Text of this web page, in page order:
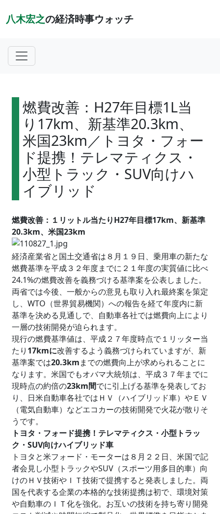
八木宏之の経済時事ウォッチ
燃費改善：H27年目標1L当
り17km、新基準20.3km、
米国23km／トヨタ・フォー
ド提携！テレマティクス・
小型トラック・SUV向けハ
イブリッド
燃費改善：１リットル当たりH27年目標17km、新基準
20.3km、米国23km
経済産業省と国土交通省は８月１９日、乗用車の新たな
燃費基準を平成３２年度までに２１年度の実質値に比べ
24.1%の燃費改善を義務づける基準案を公表しました。
両省では今後、一般からの意見も取り入れ最終案を策定
し、WTO（世界貿易機関）への報告を経て年度内に新
基準を決める見通しで、自動車各社では燃費向上により
一層の技術開発が迫られます。
現行の燃費基準値は、平成２７年度時点で１リッター当
たり 17kmに改善するよう義務づけられていますが、新
基準案では20.3kmまでの燃費向上が求められることに
なります。米国でもオバマ大統領は、平成３７年までに
現時点の約倍の23km間でに引上げる基準を発表してお
り、日米自動車各社ではＨＶ（ハイブリッド車）やＥＶ
（電気自動車）などエコカーの技術開発で火花が散りそ
うです。
トヨタ・フォード提携！テレマティクス・小型トラッ
ク・SUV向けハイブリッド車
トヨタと米フォード・モーターは８月２２日、米国で記
者会見し小型トラックやSUV（スポーツ用多目的車）向
けのＨＶ技術やＩＴ技術で提携すると発表しました。両
国を代表する企業の本格的な技術提携は初で、環境対策
や自動車のＩＴ化を強化。お互いの技術を持ち寄り開発